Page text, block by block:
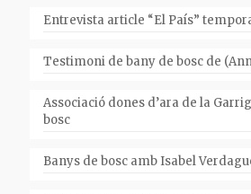
Entrevista article “El País”
Testimoni de bany de bosc de
Associació dones d’ara de la
bosc
Banys de bosc amb Isabel